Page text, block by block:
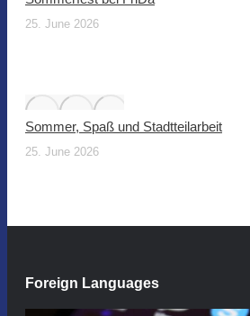
25. June 2026
Sommer, Spaß und Stadtteilarbeit
25. June 2026
Foreign Languages